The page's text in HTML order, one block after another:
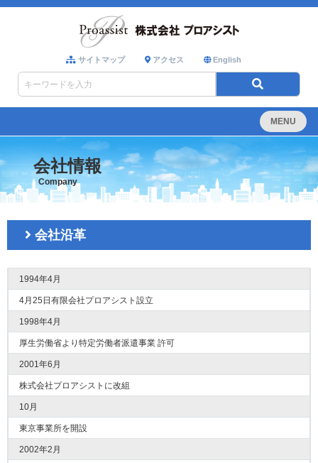
サイトマップ アクセス English
MENU
会社情報
Company
会社沿革
1994年4月
4月25日有限会社プロアシスト設立
1998年4月
厚生労働省より特定労働者派遣事業 許可
2001年6月
株式会社プロアシストに改組
10月
東京事業所を開設
2002年2月